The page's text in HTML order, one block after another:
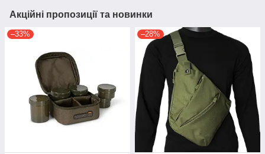
Акційні пропозиції та новинки
–33% –28%